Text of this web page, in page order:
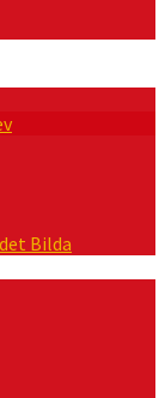
Bilda